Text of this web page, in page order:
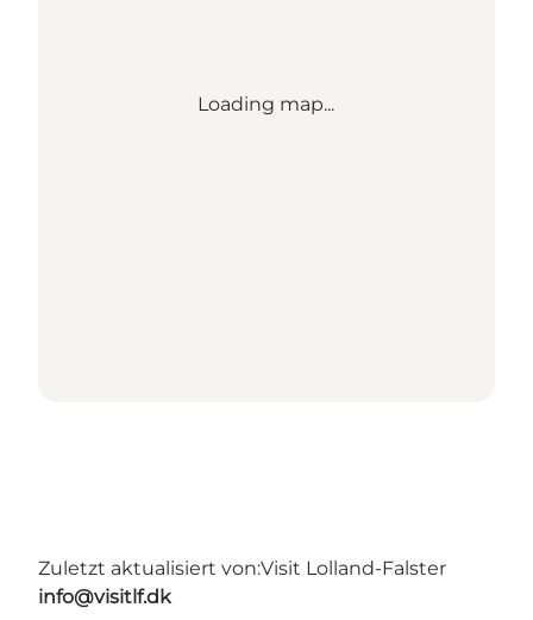
Loading map...
Zuletzt aktualisiert von:Visit Lolland-Falster
info@visitlf.dk